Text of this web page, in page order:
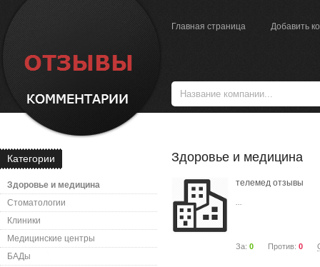
Главная страница Добавить
Категории
Здоровье и медицина
Стоматологии
Клиники
Медицинские центры
БАДы
Здоровье и медицина
телемед отзывы
...
За: 0 Против: 0